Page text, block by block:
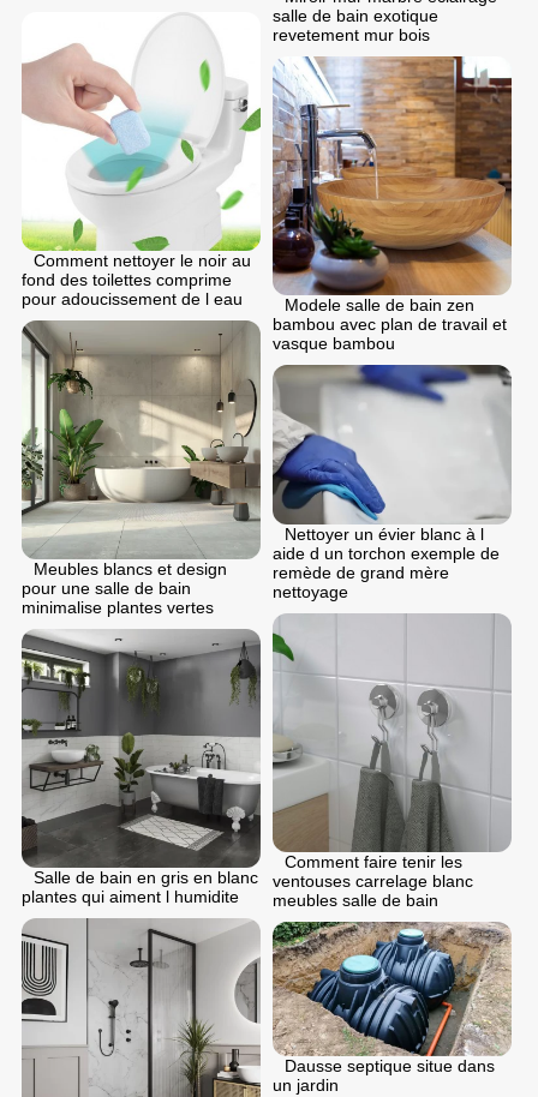
salle de bain exotique
revetement mur bois
Comment nettoyer le noir au
fond des toilettes comprime
pour adoucissement de l eau
Modele salle de bain zen
bambou avec plan de travail et
vasque bambou
Meubles blancs et design
pour une salle de bain
minimalise plantes vertes
Nettoyer un évier blanc à l
aide d un torchon exemple de
remède de grand mère
nettoyage
Comment faire tenir les
ventouses carrelage blanc
meubles salle de bain
Salle de bain en gris en blanc
plantes qui aiment l humidite
Dausse septique situe dans
un jardin